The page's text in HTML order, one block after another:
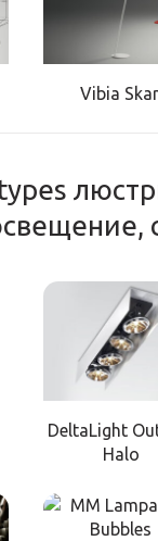
Vibia
DeltaLight
Halo